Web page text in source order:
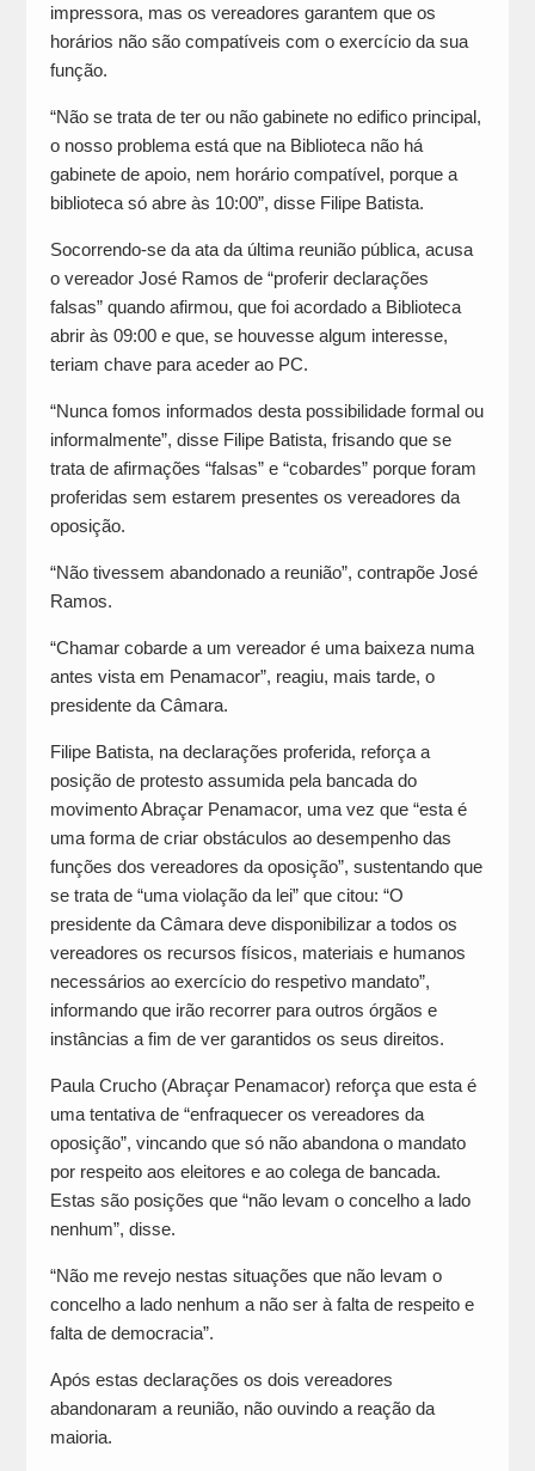
impressora, mas os vereadores garantem que os
horários não são compatíveis com o exercício da sua
função.
“Não se trata de ter ou não gabinete no edifico principal,
o nosso problema está que na Biblioteca não há
gabinete de apoio, nem horário compatível, porque a
biblioteca só abre às 10:00”, disse Filipe Batista.
Socorrendo-se da ata da última reunião pública, acusa
o vereador José Ramos de “proferir declarações
falsas” quando afirmou, que foi acordado a Biblioteca
abrir às 09:00 e que, se houvesse algum interesse,
teriam chave para aceder ao PC.
“Nunca fomos informados desta possibilidade formal ou
informalmente”, disse Filipe Batista, frisando que se
trata de afirmações “falsas” e “cobardes” porque foram
proferidas sem estarem presentes os vereadores da
oposição.
“Não tivessem abandonado a reunião”, contrapõe José
Ramos.
“Chamar cobarde a um vereador é uma baixeza numa
antes vista em Penamacor”, reagiu, mais tarde, o
presidente da Câmara.
Filipe Batista, na declarações proferida, reforça a
posição de protesto assumida pela bancada do
movimento Abraçar Penamacor, uma vez que “esta é
uma forma de criar obstáculos ao desempenho das
funções dos vereadores da oposição”, sustentando que
se trata de “uma violação da lei” que citou: “O
presidente da Câmara deve disponibilizar a todos os
vereadores os recursos físicos, materiais e humanos
necessários ao exercício do respetivo mandato”,
informando que irão recorrer para outros órgãos e
instâncias a fim de ver garantidos os seus direitos.
Paula Crucho (Abraçar Penamacor) reforça que esta é
uma tentativa de “enfraquecer os vereadores da
oposição”, vincando que só não abandona o mandato
por respeito aos eleitores e ao colega de bancada.
Estas são posições que “não levam o concelho a lado
nenhum”, disse.
“Não me revejo nestas situações que não levam o
concelho a lado nenhum a não ser à falta de respeito e
falta de democracia”.
Após estas declarações os dois vereadores
abandonaram a reunião, não ouvindo a reação da
maioria.